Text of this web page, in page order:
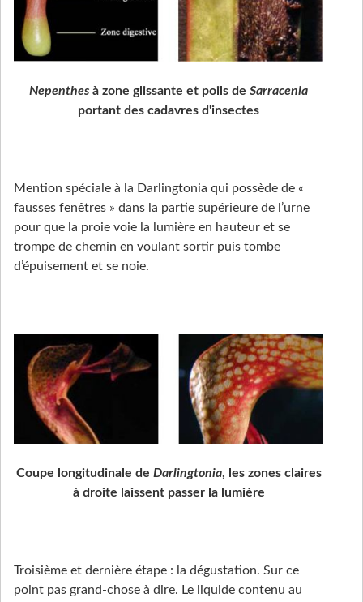
Nepenthes à zone glissante et poils de Sarracenia
portant des cadavres d'insectes
Mention spéciale à la Darlingtonia qui possède de «
fausses fenêtres » dans la partie supérieure de l’urne
pour que la proie voie la lumière en hauteur et se
trompe de chemin en voulant sortir puis tombe
d’épuisement et se noie.
Coupe longitudinale de Darlingtonia, les zones claires
à droite laissent passer la lumière
Troisième et dernière étape : la dégustation. Sur ce
point pas grand-chose à dire. Le liquide contenu au